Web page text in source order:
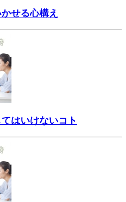
せる心構え
はいけないコト